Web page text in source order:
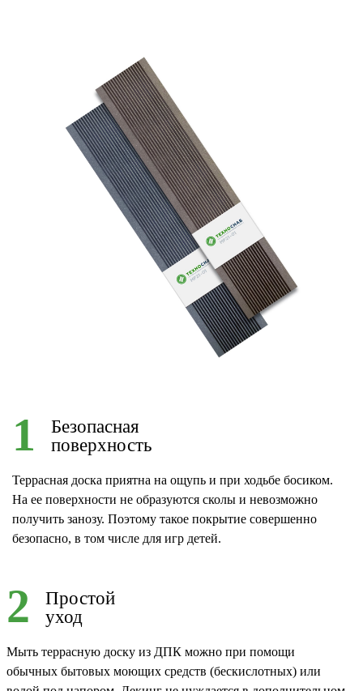
1
Безопасная
поверхность
Террасная доска приятна на ощупь и при ходьбе босиком.
На ее поверхности не образуются сколы и невозможно
получить занозу. Поэтому такое покрытие совершенно
безопасно, в том числе для игр детей.
2
Простой
уход
Мыть террасную доску из ДПК можно при помощи
обычных бытовых моющих средств (бескислотных) или